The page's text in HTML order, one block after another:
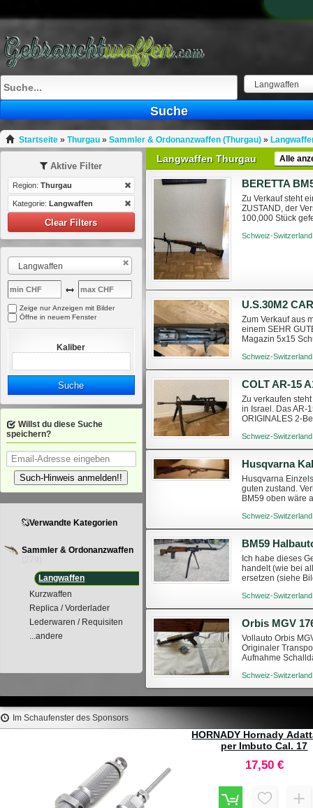
Langwaffen
Suche
Startseite» Thurgau» Sammler & Ordonanzwaffen (Thurgau)»
Langwaffen Thurgau Alle
BERETTA
Zu Verkauf steht
ZUSTAND, der
100,000 Stück
Schweiz-
Zum Verkauf aus
einem SEHR
Magazin 5x15
Schweiz-
COLT AR-15
Zu verkaufen
in Israel. Das AR-
ORIGINALES 2-
Schweiz-
Husqvarna
Husqvarna
guten zustand.
BM59 oben wäre
Schweiz-
BM59
Ich habe dieses
handelt (wie bei
ersetzen (siehe
Schweiz-
Orbis MGV
Vollauto Orbis
Originaler
Aufnahme
Schweiz-
Aktive Filter
Region: Thurgau
Kategorie: Langwaffen
Clear Filters
Langwaffen
Zeige nur Anzeigen mit Bilder
Öffne in neuem Fenster
Kaliber
Suche
Willst du diese Suche
speichern?
Such-Hinweis anmelden!!
Verwandte Kategorien
Sammler & Ordonanzwaffen
Langwaffen
Kurzwaffen
Replica / Vorderlader
Lederwaren / Requisiten
...andere
Im Schaufenster des Sponsors
HORNADY Hornady
per Imbuto Cal. 17
17,50 €